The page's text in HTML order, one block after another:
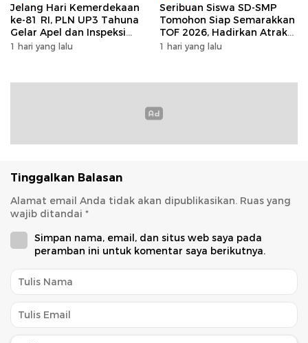
Jelang Hari Kemerdekaan
ke-81 RI, PLN UP3 Tahuna
Gelar Apel dan Inspeksi
Peralatan Guna Pastikan
1 hari yang lalu
Seribuan Siswa SD-SMP
Tomohon Siap Semarakkan
TOF 2026, Hadirkan Atraksi
Kolosal dan Harmoni Seni
1 hari yang lalu
Tinggalkan Balasan
Alamat email Anda tidak akan dipublikasikan. Ruas yang
wajib ditandai *
Simpan nama, email, dan situs web saya pada
peramban ini untuk komentar saya berikutnya.